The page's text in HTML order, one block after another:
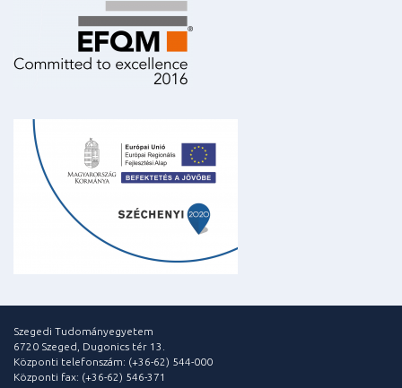
Szegedi Tudományegyetem
6720 Szeged, Dugonics tér 13.
Központi telefonszám: (+36-62) 544-000
Központi fax: (+36-62) 546-371